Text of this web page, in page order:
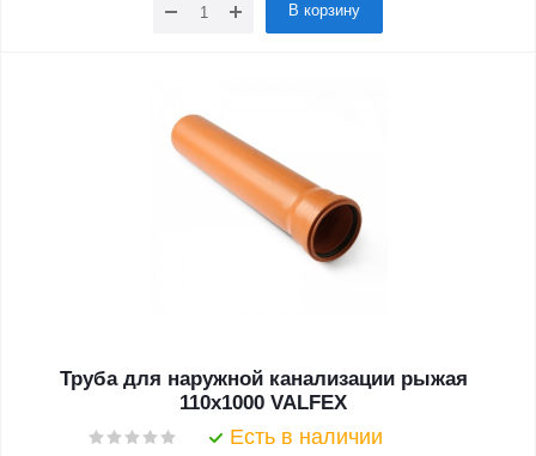
В корзину
Труба для наружной канализации рыжая
110x1000 VALFEX
Есть в наличии